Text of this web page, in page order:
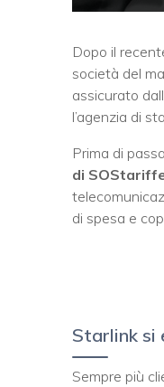
Dopo il
società del
assicurato
l’agenzia di
Prima di
di
di spesa e
Starlink si
Sempre più